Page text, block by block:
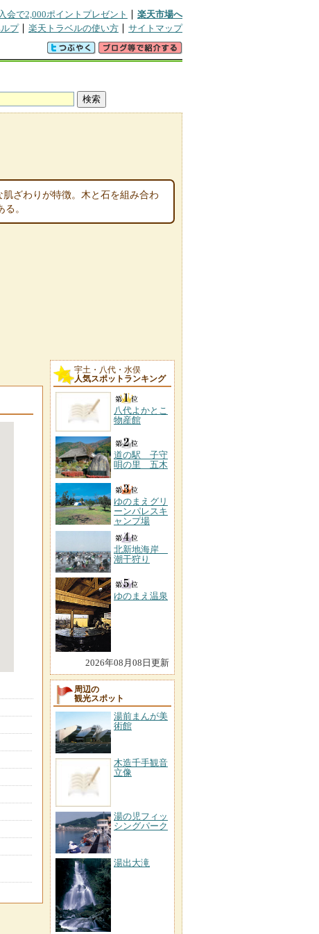
会で2,000ポイントプレゼント
楽天市場へ
プ 楽天トラベルの使い方 サイトマップ
ざわりが特徴。木と石を組み合わ
。
宇土・八代・水俣
人気スポットランキング
八代よかとこ
物産館
道の駅 子守
唄の里 五木
ゆのまえグリ
ーンパレスキ
ャンプ場
北新地海岸
潮干狩り
ゆのまえ温泉
2026年08月08日更新
周辺の
観光スポット
湯前まんが美
術館
木造千手観音
立像
湯の児フィッ
シングパーク
湯出大滝